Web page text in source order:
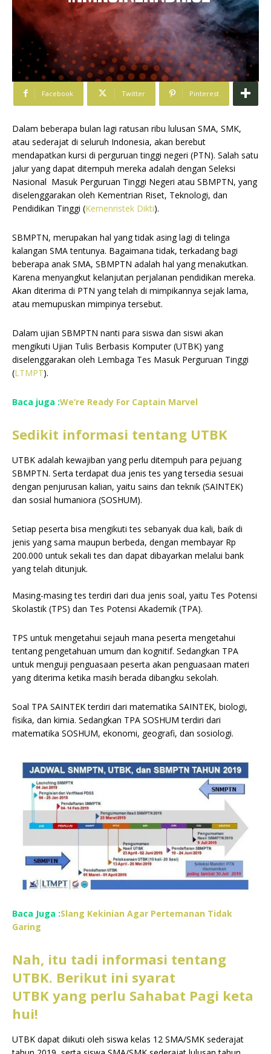
Facebook Twitter Pinterest
Dalam beberapa bulan lagi ratusan ribu lulusan SMA, SMK,
atau sederajat di seluruh Indonesia, akan berebut
mendapatkan kursi di perguruan tinggi negeri (PTN). Salah satu
jalur yang dapat ditempuh mereka adalah dengan Seleksi
Nasional Masuk Perguruan Tinggi Negeri atau SBMPTN, yang
diselenggarakan oleh Kementrian Riset, Teknologi, dan
Pendidikan Tinggi (Kemenristek Dikti).
SBMPTN, merupakan hal yang tidak asing lagi di telinga
kalangan SMA tentunya. Bagaimana tidak, terkadang bagi
beberapa anak SMA, SBMPTN adalah hal yang menakutkan.
Karena menyangkut kelanjutan perjalanan pendidikan mereka.
Akan diterima di PTN yang telah di mimpikannya sejak lama,
atau memupuskan mimpinya tersebut.
Dalam ujian SBMPTN nanti para siswa dan siswi akan
mengikuti Ujian Tulis Berbasis Komputer (UTBK) yang
diselenggarakan oleh Lembaga Tes Masuk Perguruan Tinggi
(LTMPT).
Baca juga :We’re Ready For Captain Marvel
Sedikit informasi tentang UTBK
UTBK adalah kewajiban yang perlu ditempuh para pejuang
SBMPTN. Serta terdapat dua jenis tes yang tersedia sesuai
dengan penjurusan kalian, yaitu sains dan teknik (SAINTEK)
dan sosial humaniora (SOSHUM).
Setiap peserta bisa mengikuti tes sebanyak dua kali, baik di
jenis yang sama maupun berbeda, dengan membayar Rp
200.000 untuk sekali tes dan dapat dibayarkan melalui bank
yang telah ditunjuk.
Masing-masing tes terdiri dari dua jenis soal, yaitu Tes Potensi
Skolastik (TPS) dan Tes Potensi Akademik (TPA).
TPS untuk mengetahui sejauh mana peserta mengetahui
tentang pengetahuan umum dan kognitif. Sedangkan TPA
untuk menguji penguasaan peserta akan penguasaan materi
yang diterima ketika masih berada dibangku sekolah.
Soal TPA SAINTEK terdiri dari matematika SAINTEK, biologi,
fisika, dan kimia. Sedangkan TPA SOSHUM terdiri dari
matematika SOSHUM, ekonomi, geografi, dan sosiologi.
Baca Juga :Slang Kekinian Agar Pertemanan Tidak
Garing
Nah, itu tadi informasi tentang
UTBK. Berikut ini syarat
UTBK yang perlu Sahabat Pagi keta
hui!
UTBK dapat diikuti oleh siswa kelas 12 SMA/SMK sederajat